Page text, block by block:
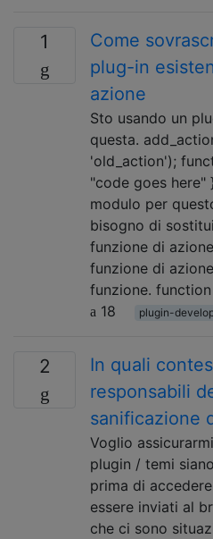
1
Come
plug-in
azione
Sto usando un
questa.
'old_action');
"code goes here"
modulo per
bisogno di
funzione di
funzione di
funzione.
18
plugin-
2
In quali
responsabili
sanificazione
Voglio
plugin / temi
prima di
essere inviati al
che ci sono